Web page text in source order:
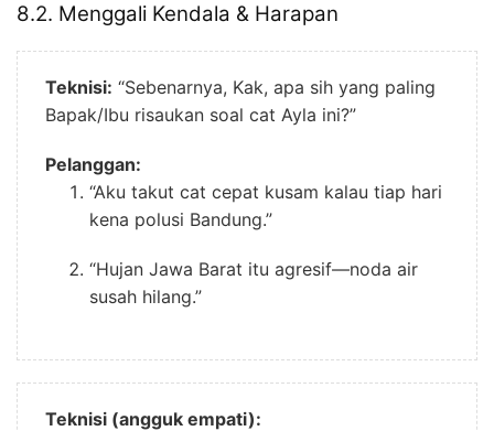
8.2. Menggali Kendala & Harapan
Teknisi: “Sebenarnya, Kak, apa sih yang paling
Bapak/Ibu risaukan soal cat Ayla ini?”
Pelanggan:
“Aku takut cat cepat kusam kalau tiap hari
kena polusi Bandung.”
“Hujan Jawa Barat itu agresif—noda air
susah hilang.”
Teknisi (angguk empati):